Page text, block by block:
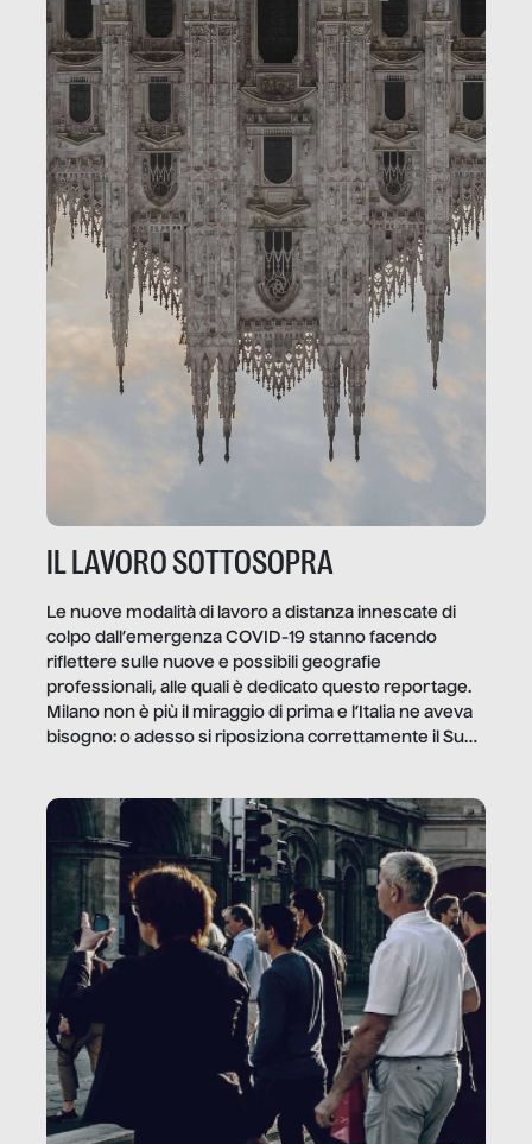
IL LAVORO SOTTOSOPRA
Le nuove modalità di lavoro a distanza innescate di
colpo dall’emergenza COVID-19 stanno facendo
riflettere sulle nuove e possibili geografie
professionali, alle quali è dedicato questo reportage.
Milano non è più il miraggio di prima e l’Italia ne aveva
bisogno: o adesso si riposiziona correttamente il Sud